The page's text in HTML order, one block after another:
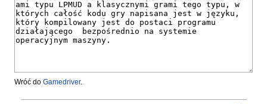
Wróć do Gamedriver.